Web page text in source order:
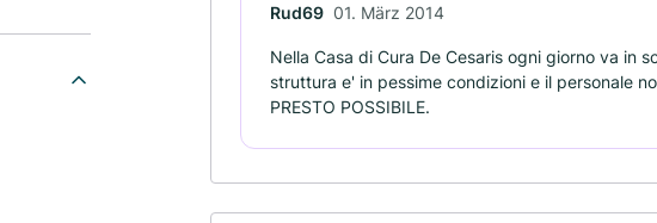
Rud69 01. März 2014
Nella Casa di Cura De Cesaris ogni giorno va in
struttura e' in pessime condizioni e il personale
PRESTO POSSIBILE.